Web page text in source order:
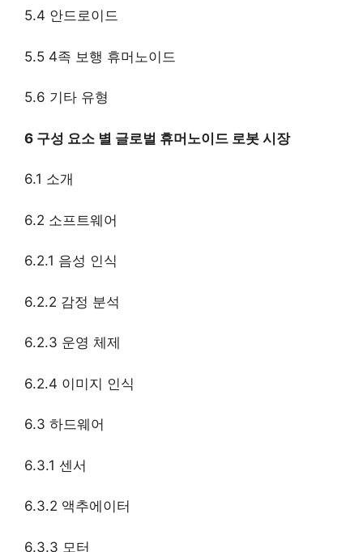
5.4 안드로이드
5.5 4족 보행 휴머노이드
5.6 기타 유형
6 구성 요소 별 글로벌 휴머노이드 로봇 시장
6.1 소개
6.2 소프트웨어
6.2.1 음성 인식
6.2.2 감정 분석
6.2.3 운영 체제
6.2.4 이미지 인식
6.3 하드웨어
6.3.1 센서
6.3.2 액추에이터
6.3.3 모터